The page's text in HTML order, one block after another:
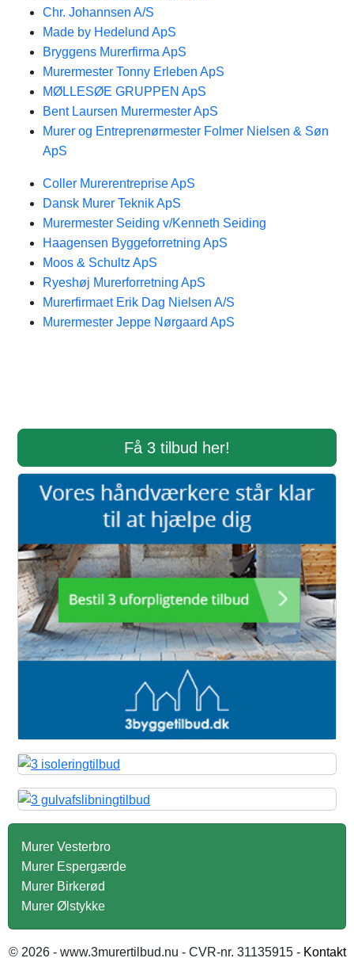
Chr. Johannsen A/S
Made by Hedelund ApS
Bryggens Murerfirma ApS
Murermester Tonny Erleben ApS
MØLLESØE GRUPPEN ApS
Bent Laursen Murermester ApS
Murer og Entreprenørmester Folmer Nielsen & Søn
ApS
Coller Murerentreprise ApS
Dansk Murer Teknik ApS
Murermester Seiding v/Kenneth Seiding
Haagensen Byggeforretning ApS
Moos & Schultz ApS
Ryeshøj Murerforretning ApS
Murerfirmaet Erik Dag Nielsen A/S
Murermester Jeppe Nørgaard ApS
Få 3 tilbud her!
Murer Vesterbro
Murer Espergærde
Murer Birkerød
Murer Ølstykke
© 2026 - www.3murertilbud.nu - CVR-nr. 31135915 - Kontakt